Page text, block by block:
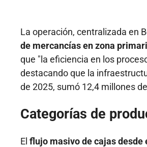
La operación, centralizada en
de mercancías en zona
que "la eficiencia en los
destacando que la
de 2025, sumó 12,4 millones
Categorías de
El flujo masivo de cajas